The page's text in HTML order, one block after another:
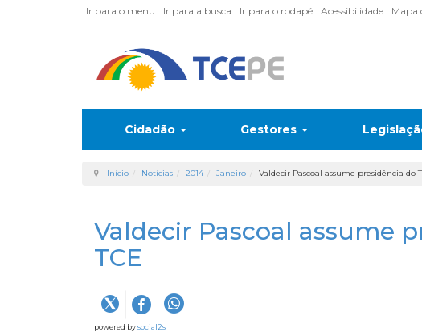
Ir para o menu Ir para a busca Ir para o rodapé Acessibilidade Mapa
Cidadão Gestores
Início Notícias 2014 Janeiro Valdecir Pascoal assume presidência do
Valdecir Pascoal assume
TCE
powered bysocial2s